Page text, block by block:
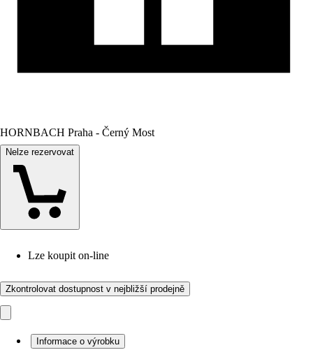
HORNBACH Praha - Černý Most
Nelze rezervovat
Lze koupit on-line
Zkontrolovat dostupnost v nejbližší prodejně
Informace o výrobku